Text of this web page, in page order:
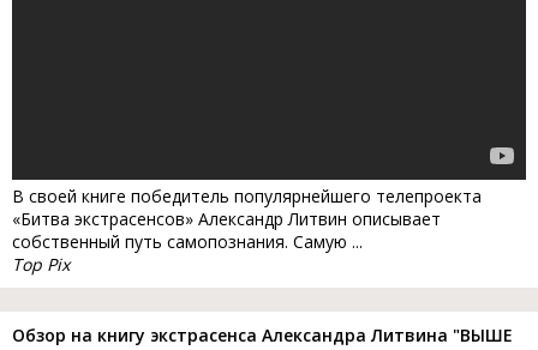
В своей книге победитель популярнейшего телепроекта
«Битва экстрасенсов» Александр Литвин описывает
собственный путь самопознания. Самую ...
Top Pix
Обзор на книгу экстрасенса Александра Литвина "ВЫШЕ